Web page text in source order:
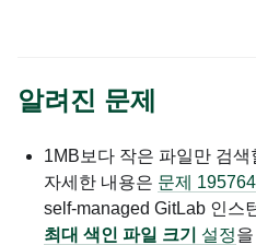
알려진 문제
1MB보다 작은 파일만 검색
자세한 내용은 문제 195764
self-managed GitLab 인스
최대 색인 파일 크기
설정을